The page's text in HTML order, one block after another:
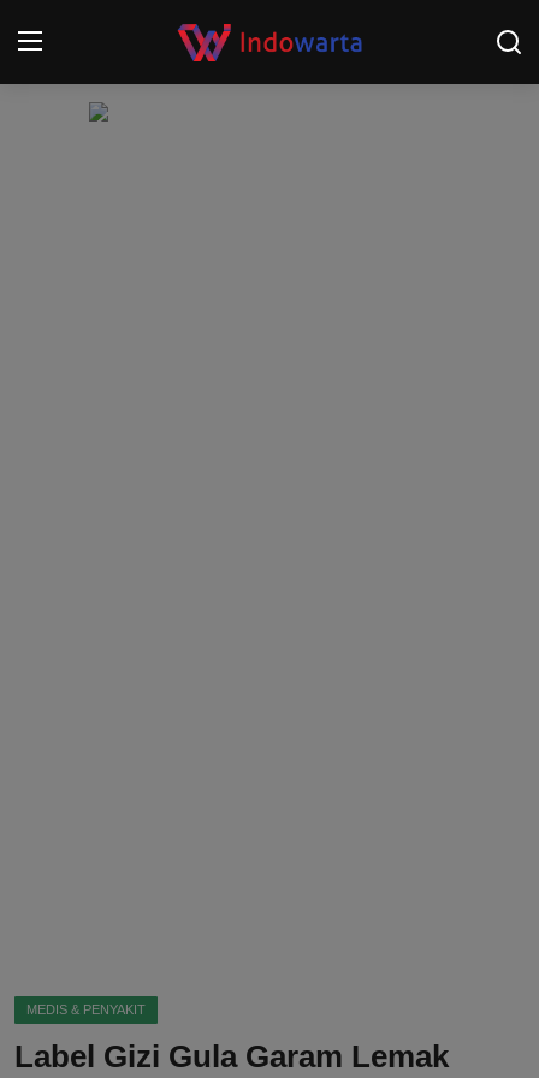
MEDIS & PENYAKIT
Label Gizi Gula Garam Lemak